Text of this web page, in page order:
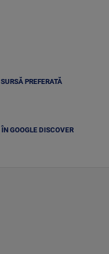
PREFERATĂ
GOOGLE DISCOVER